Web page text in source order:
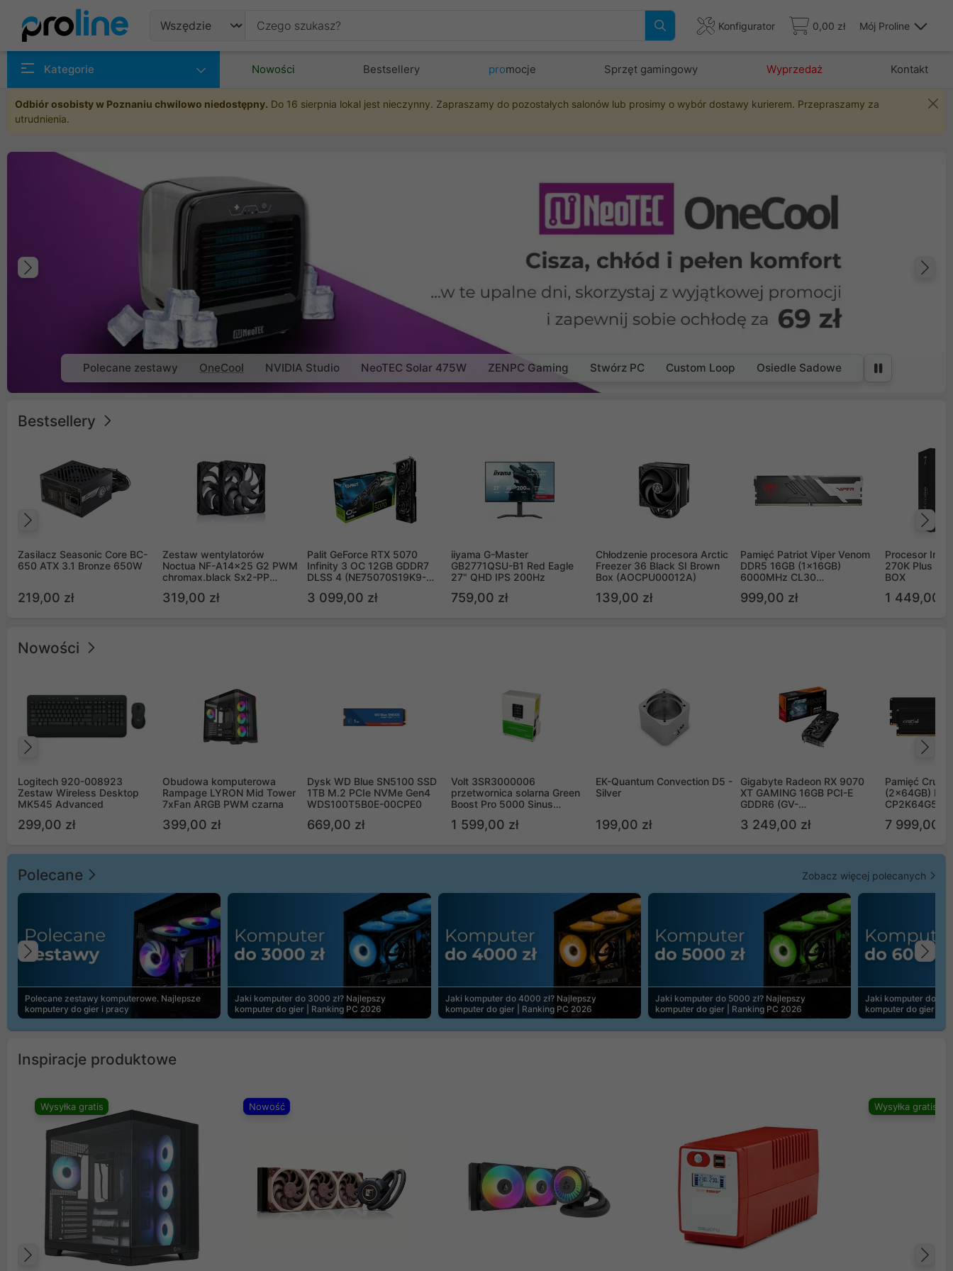
Konfigurator 0,00 zł Mój Proline
Kategorie Nowości Bestsellery promocje Sprzęt gamingowy Wyprzedaż Kontakt
Odbiór osobisty w Poznaniu chwilowo niedostępny. Do 16 sierpnia lokal jest nieczynny. Zapraszamy do pozostałych salonów lub prosimy o wybór dostawy kurierem. Przepraszamy za
utrudnienia.
Poprzedni
Polecane zestawy OneCool NVIDIA Studio NeoTEC Solar 475W ZENPC Gaming Stwórz PC Custom Loop Osiedle Sadowe
Bestsellery
Zasilacz Seasonic Core BC-
650 ATX 3.1 Bronze 650W
219,00 zł
Zestaw wentylatorów
Noctua NF-A14x25 G2 PWM
chromax.black Sx2-PP
(2szt)
319,00 zł
Palit GeForce RTX 5070
Infinity 3 OC 12GB GDDR7
DLSS 4 (NE75070S19K9-
3 099,00 zł
iiyama G-Master
GB2771QSU-B1 Red Eagle
27" QHD IPS 200Hz
759,00 zł
Chłodzenie procesora Arctic
Freezer 36 Black SI Brown
Box (AOCPU00012A)
139,00 zł
Pamięć Patriot Viper Venom
DDR5 16GB (1x16GB)
6000MHz CL30
999,00 zł
Procesor Intel
270K Plus
BOX
1 449,00 zł
Nowości
Logitech 920-008923
Zestaw Wireless Desktop
MK545 Advanced
299,00 zł
Obudowa komputerowa
Rampage LYRON Mid Tower
7xFan ARGB PWM czarna
399,00 zł
Dysk WD Blue SN5100 SSD
1TB M.2 PCIe NVMe Gen4
WDS100T5B0E-00CPE0
669,00 zł
Volt 3SR3000006
przetwornica solarna Green
Boost Pro 5000 Sinus
1 599,00 zł
EK-Quantum Convection D5 -
Silver
199,00 zł
Gigabyte Radeon RX 9070
XT GAMING 16GB PCI-E
GDDR6 (GV-
3 249,00 zł
Pamięć
(2x64GB)
7 999,00 zł
Polecane Zobacz więcej polecanych
Polecane zestawy komputerowe. Najlepsze
komputery do gier i pracy
Jaki komputer do 3000 zł? Najlepszy
komputer do gier | Ranking PC 2026
Jaki komputer do 4000 zł? Najlepszy
komputer do gier | Ranking PC 2026
Jaki komputer do 5000 zł? Najlepszy
komputer do gier | Ranking PC 2026
Jaki komputer do
komputer do gier |
Poprzedni
Inspiracje produktowe
Wysyłka gratis Nowość Wysyłka gratis